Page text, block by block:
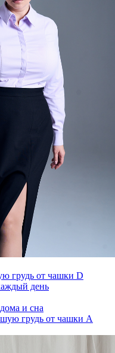
грудь от чашки D
день
и сна
грудь от чашки А